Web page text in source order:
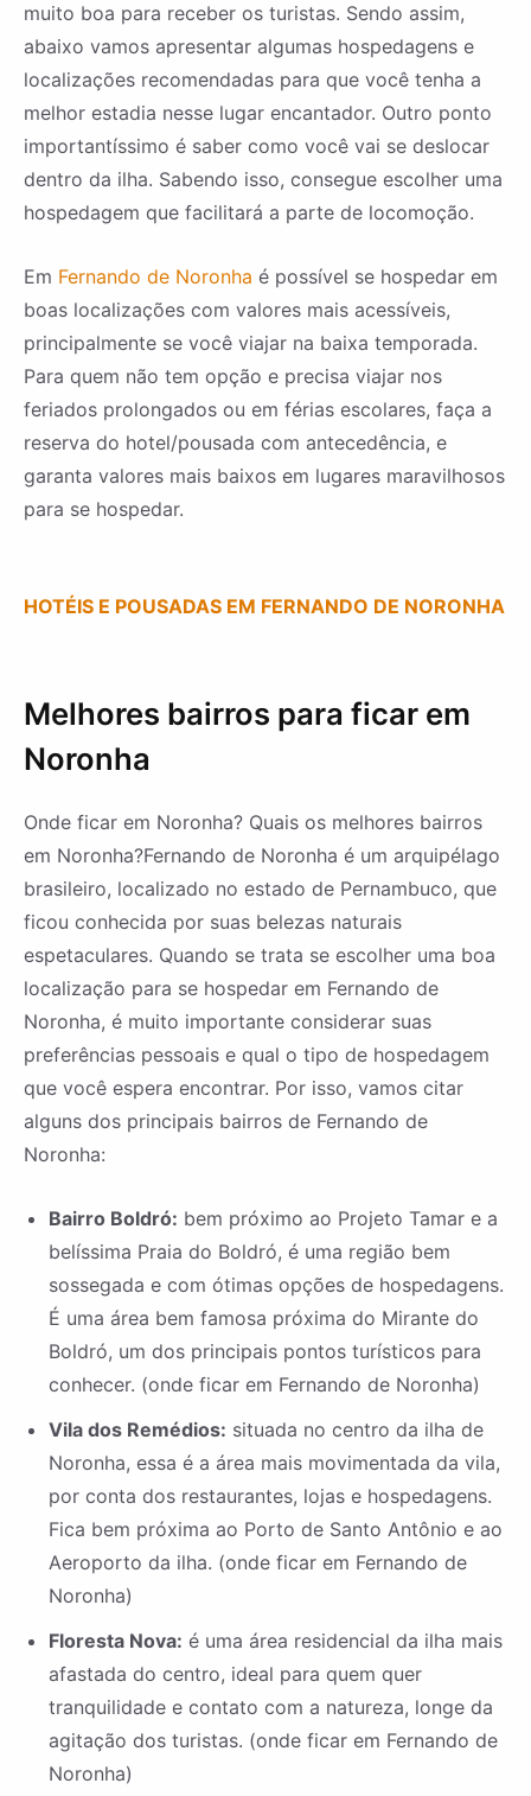
muito boa para receber os turistas. Sendo assim,
abaixo vamos apresentar algumas hospedagens e
localizações recomendadas para que você tenha a
melhor estadia nesse lugar encantador. Outro ponto
importantíssimo é saber como você vai se deslocar
dentro da ilha. Sabendo isso, consegue escolher uma
hospedagem que facilitará a parte de locomoção.
Em Fernando de Noronha é possível se hospedar em
boas localizações com valores mais acessíveis,
principalmente se você viajar na baixa temporada.
Para quem não tem opção e precisa viajar nos
feriados prolongados ou em férias escolares, faça a
reserva do hotel/pousada com antecedência, e
garanta valores mais baixos em lugares maravilhosos
para se hospedar.
HOTÉIS E POUSADAS EM FERNANDO DE NORONHA
Melhores bairros para ficar em
Noronha
Onde ficar em Noronha? Quais os melhores bairros
em Noronha?Fernando de Noronha é um arquipélago
brasileiro, localizado no estado de Pernambuco, que
ficou conhecida por suas belezas naturais
espetaculares. Quando se trata se escolher uma boa
localização para se hospedar em Fernando de
Noronha, é muito importante considerar suas
preferências pessoais e qual o tipo de hospedagem
que você espera encontrar. Por isso, vamos citar
alguns dos principais bairros de Fernando de
Noronha:
Bairro Boldró: bem próximo ao Projeto Tamar e a
belíssima Praia do Boldró, é uma região bem
sossegada e com ótimas opções de hospedagens.
É uma área bem famosa próxima do Mirante do
Boldró, um dos principais pontos turísticos para
conhecer. (onde ficar em Fernando de Noronha)
Vila dos Remédios: situada no centro da ilha de
Noronha, essa é a área mais movimentada da vila,
por conta dos restaurantes, lojas e hospedagens.
Fica bem próxima ao Porto de Santo Antônio e ao
Aeroporto da ilha. (onde ficar em Fernando de
Noronha)
Floresta Nova: é uma área residencial da ilha mais
afastada do centro, ideal para quem quer
tranquilidade e contato com a natureza, longe da
agitação dos turistas. (onde ficar em Fernando de
Noronha)